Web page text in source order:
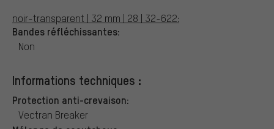
noir-transparent | 32 mm | 28 | 32-622:
Bandes réfléchissantes:
Non
Informations techniques :
Protection anti-crevaison:
Vectran Breaker